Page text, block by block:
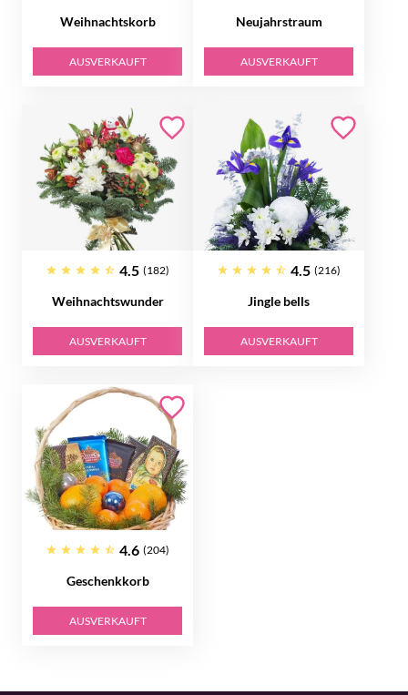
Weihnachtskorb
AUSVERKAUFT
Neujahrstraum
AUSVERKAUFT
4.5 (182)
Weihnachtswunder
AUSVERKAUFT
4.5 (216)
Jingle bells
AUSVERKAUFT
4.6 (204)
Geschenkkorb
AUSVERKAUFT